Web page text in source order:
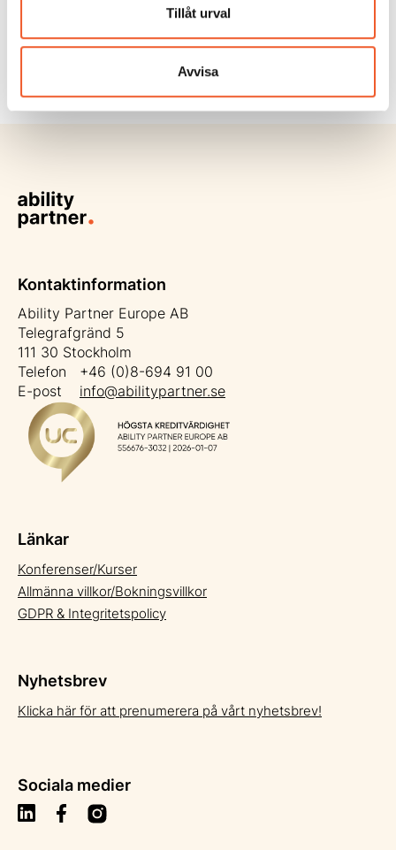
Tillåt urval
Avvisa
framgångsrikt arbetssätt och en attraktiv
Kontaktinformation
Ability Partner Europe AB
Telegrafgränd 5
111 30 Stockholm
Telefon +46 (0)8-694 91 00
E-post info@abilitypartner.se
Länkar
Konferenser/Kurser
Allmänna villkor/Bokningsvillkor
GDPR & Integritetspolicy
Nyhetsbrev
Klicka här för att prenumerera på vårt nyhetsbrev!
Sociala medier